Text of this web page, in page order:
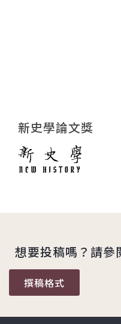
新史學論文獎
想要投稿嗎？請
撰稿格式